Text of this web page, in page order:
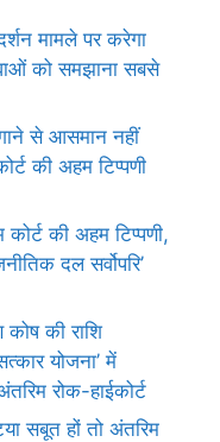
मामले पर करेगा
को समझाना सबसे
से आसमान नहीं
की अहम टिप्पणी
कोर्ट की अहम टिप्पणी,
दल सर्वोपरि’
कोष की राशि
योजना’ में
रोक-हाईकोर्ट
सबूत हों तो अंतरिम